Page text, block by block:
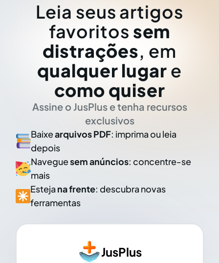
Leia seus artigos
favoritos sem
distrações, em
qualquer lugar e
como quiser
Assine o JusPlus e tenha recursos
exclusivos
Baixearquivos PDF: imprima ou leia
depois
Naveguesem anúncios: concentre-se
mais
Esteja na frente: descubra novas
ferramentas
JusPlus